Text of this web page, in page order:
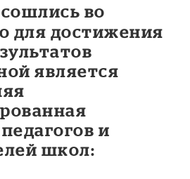
во
для достижения
является
и
школ: